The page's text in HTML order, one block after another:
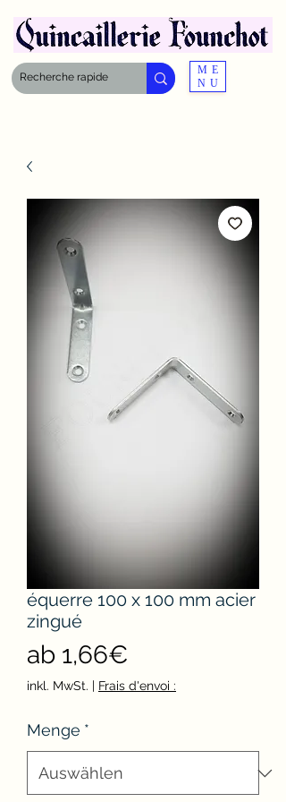
ME
NU
équerre 100 x 100 mm acier
zingué
ab 1,66€
Preis
inkl. MwSt. | Frais d'envoi :
Menge *